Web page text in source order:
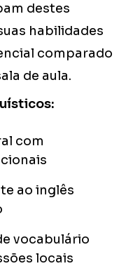
destes
habilidades
comparado
de aula.
com
ao inglês
vocabulário
locais